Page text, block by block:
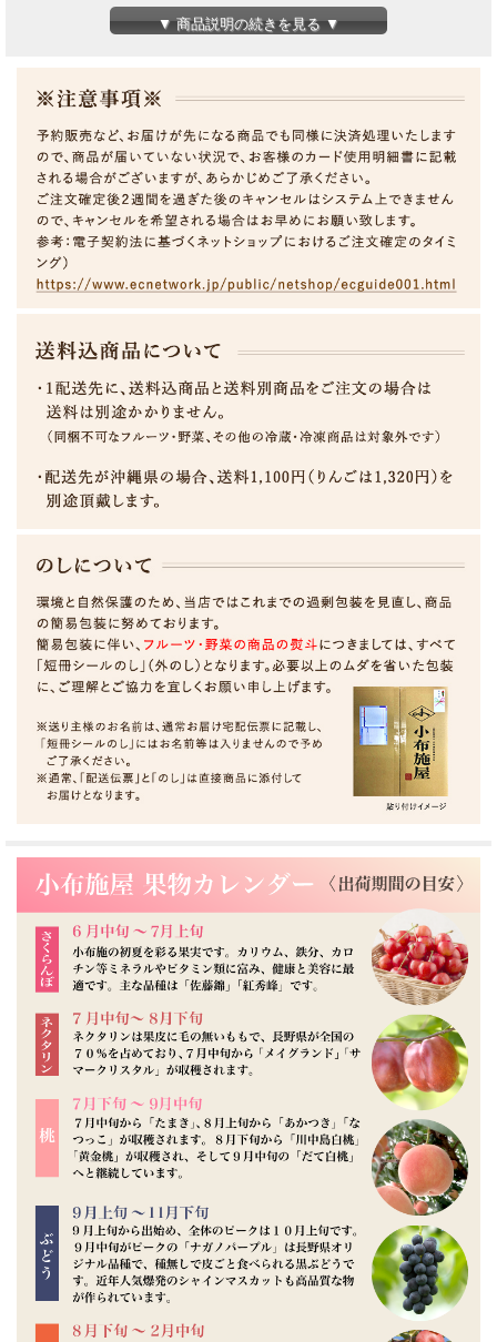
りんごの王様《ふじ》と、早生種の中でも甘い《つがる》から生
感じられる、その名の通りスイートなりんごです。
つ味わいです。
発送時期目安 【10月中旬～11月】
『特秀品』・・・ご贈答向き（通常、このランクで十分です）
『ご家庭用』・・真心を込めて作りましたが、風の影響などによ
り多少くぼみやキズがありますが、味に違いはありません。
▼ 商品説明の続きを見る ▼